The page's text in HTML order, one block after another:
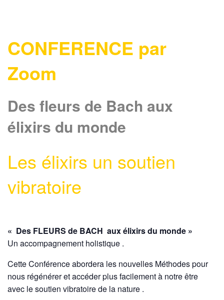
CONFERENCE par
Zoom
Des fleurs de Bach aux
élixirs du monde
Les élixirs un soutien
vibratoire
« Des FLEURS de BACH aux élixirs du monde »
Un accompagnement holistique .
Cette Conférence abordera les nouvelles Méthodes pour
nous régénérer et accéder plus facilement à notre être
avec le soutien vibratoire de la nature .